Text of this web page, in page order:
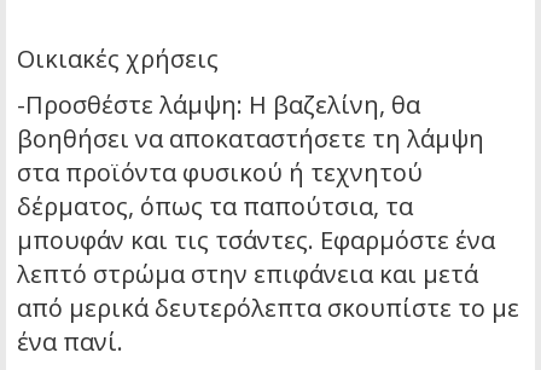
Οικιακές χρήσεις
-Προσθέστε λάμψη: Η βαζελίνη, θα
βοηθήσει να αποκαταστήσετε τη λάμψη
στα προϊόντα φυσικού ή τεχνητού
δέρματος, όπως τα παπούτσια, τα
μπουφάν και τις τσάντες. Εφαρμόστε ένα
λεπτό στρώμα στην επιφάνεια και μετά
από μερικά δευτερόλεπτα σκουπίστε το με
ένα πανί.